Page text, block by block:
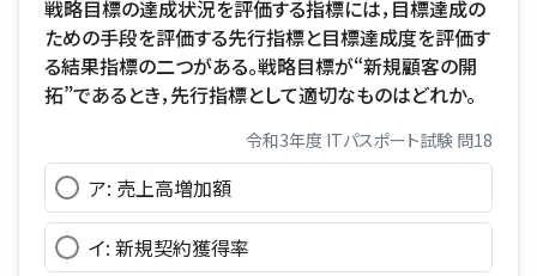
戦略目標の達成状況を評価する指標には，目標達成の
ための手段を評価する先行指標と目標達成度を評価す
る結果指標の二つがある。戦略目標が“新規顧客の開
拓”であるとき，先行指標として適切なものはどれか。
令和3年度 ITパスポート試験 問18
ア: 売上高増加額
イ: 新規契約獲得率